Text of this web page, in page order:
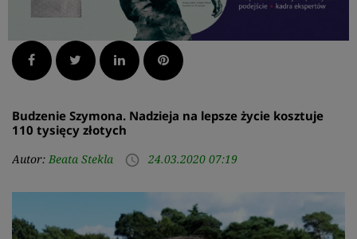
Facebook Twitter LinkedInPinterest
Budzenie Szymona. Nadzieja na lepsze życie kosztuje
110 tysięcy złotych
Autor: Beata Stekla access_time 24.03.2020 07:19